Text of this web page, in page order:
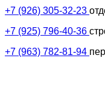
+7 (926) 305-32-23
+7 (925) 796-40-36
+7 (963) 782-81-94